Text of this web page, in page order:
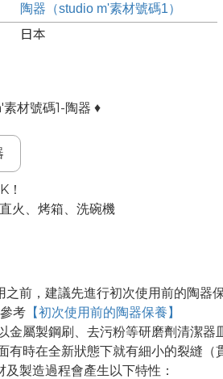
陶器（studio m'素材號碼1）
日本
材號碼1-陶器 ♦
！
火、烤箱、洗碗機
之前，建議先進行初次使用前的陶器
考【初次使用前的陶器保養】
金屬製鋼刷、去污粉等研磨劑清潔器
有時在全新狀態下就有細小的裂縫（
及製造過程會產生以下特性：